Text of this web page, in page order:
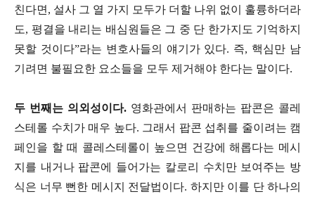
친다면, 설사 그 열 가지 모두가 더할 나위 없이 훌륭하더라
도, 평결을 내리는 배심원들은 그 중 단 한가지도 기억하지
못할 것이다”라는 변호사들의 얘기가 있다. 즉, 핵심만 남
기려면 불필요한 요소들을 모두 제거해야 한다는 말이다.
두 번째는 의외성이다. 영화관에서 판매하는 팝콘은 콜레
스테롤 수치가 매우 높다. 그래서 팝콘 섭취를 줄이려는 캠
페인을 할 때 콜레스테롤이 높으면 건강에 해롭다는 메시
지를 내거나 팝콘에 들어가는 칼로리 수치만 보여주는 방
식은 너무 뻔한 메시지 전달법이다. 하지만 이를 단 하나의